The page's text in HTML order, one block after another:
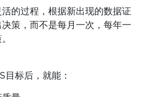
的过程，根据新出现的数据证
策，而不是每月一次，每年一
标后，就能：